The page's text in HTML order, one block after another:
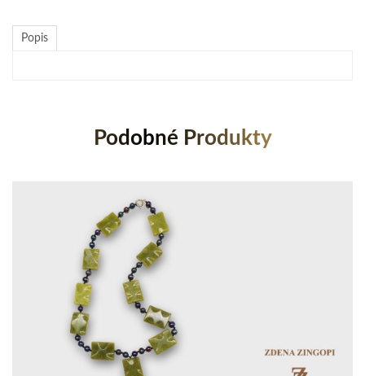
Popis
Podobné Produkty